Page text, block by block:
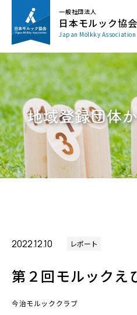
一般社団法人
日本モルック協会
Japan Mölkky Association
地域登録団体
2022.12.10 レポート
第２回モルックえ
今治モルッククラブ